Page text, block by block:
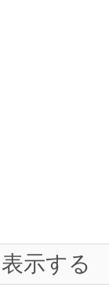
示する